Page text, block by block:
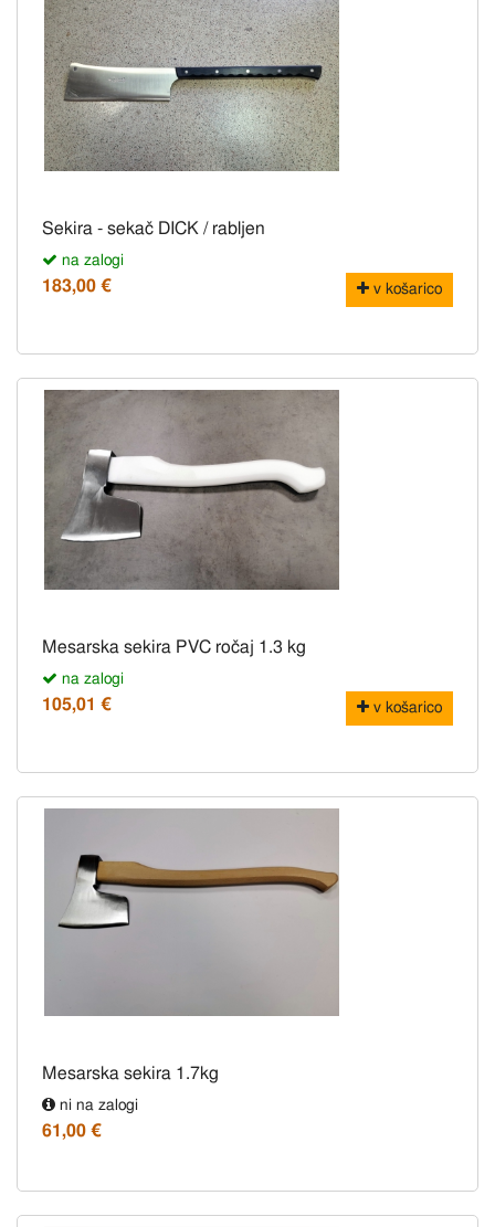
Sekira - sekač DICK / rabljen
na zalogi
183,00 € v košarico
Mesarska sekira PVC ročaj 1.3 kg
na zalogi
105,01 € v košarico
Mesarska sekira 1.7kg
ni na zalogi
61,00 €